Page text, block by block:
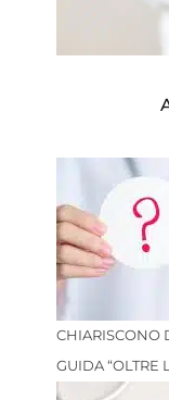
CHIARISCONO
GUIDA “OLTRE